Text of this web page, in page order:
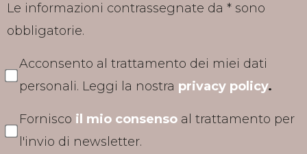
Le informazioni contrassegnate da * sono
obbligatorie.
Acconsento al trattamento dei miei dati
personali. Leggi la nostra privacy policy.
Fornisco il mio consenso al trattamento per
l'invio di newsletter.